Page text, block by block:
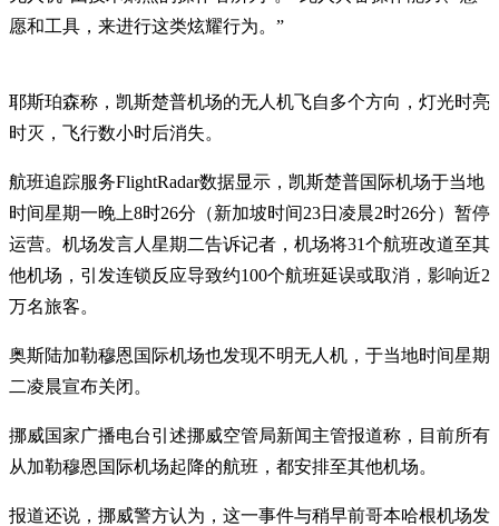
愿和工具，来进行这类炫耀行为。”
耶斯珀森称，凯斯楚普机场的无人机飞自多个方向，灯光时亮
时灭，飞行数小时后消失。
航班追踪服务FlightRadar数据显示，凯斯楚普国际机场于当地
时间星期一晚上8时26分（新加坡时间23日凌晨2时26分）暂停
运营。机场发言人星期二告诉记者，机场将31个航班改道至其
他机场，引发连锁反应导致约100个航班延误或取消，影响近2
万名旅客。
奥斯陆加勒穆恩国际机场也发现不明无人机，于当地时间星期
二凌晨宣布关闭。
挪威国家广播电台引述挪威空管局新闻主管报道称，目前所有
从加勒穆恩国际机场起降的航班，都安排至其他机场。
报道还说，挪威警方认为，这一事件与稍早前哥本哈根机场发